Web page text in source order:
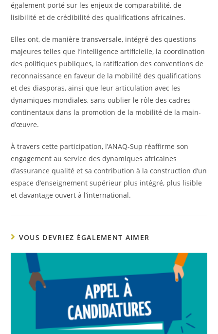
également porté sur les enjeux de comparabilité, de
lisibilité et de crédibilité des qualifications africaines.
Elles ont, de manière transversale, intégré des questions
majeures telles que l’intelligence artificielle, la coordination
des politiques publiques, la ratification des conventions de
reconnaissance en faveur de la mobilité des qualifications
et des diasporas, ainsi que leur articulation avec les
dynamiques mondiales, sans oublier le rôle des cadres
continentaux dans la promotion de la mobilité de la main-
d’œuvre.
À travers cette participation, l’ANAQ-Sup réaffirme son
engagement au service des dynamiques africaines
d’assurance qualité et sa contribution à la construction d’un
espace d’enseignement supérieur plus intégré, plus lisible
et davantage ouvert à l’international.
VOUS DEVRIEZ ÉGALEMENT AIMER